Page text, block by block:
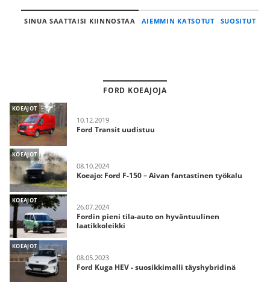
SINUA SAATTAISI KIINNOSTAA AIEMMIN KATSOTUT SUOSITUT
FORD KOEAJOJA
KOEAJOT
10.12.2019
Ford Transit uudistuu
KOEAJOT
08.10.2024
Koeajo: Ford F-150 – Aivan fantastinen työkalu
KOEAJOT
26.07.2024
Fordin pieni tila-auto on hyväntuulinen
laatikkoleikki
KOEAJOT
08.05.2023
Ford Kuga HEV - suosikkimalli täyshybridinä